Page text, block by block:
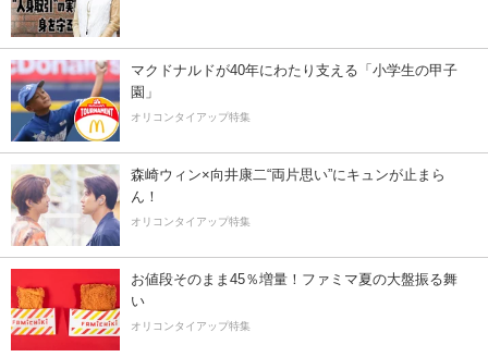
マクドナルドが40年にわたり支える「小学生の甲子
園」
オリコンタイアップ特集
森崎ウィン×向井康二“両片思い”にキュンが止まら
ん！
オリコンタイアップ特集
お値段そのまま45％増量！ファミマ夏の大盤振る舞
い
オリコンタイアップ特集